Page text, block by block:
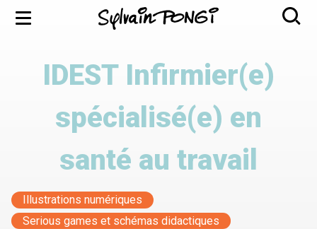
Aller
Menu
IDEST Infirmier(e)
spécialisé(e) en
santé au travail
Illustrations numériques
Serious games et schémas didactiques